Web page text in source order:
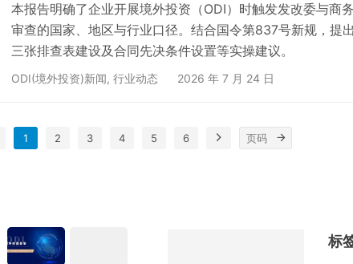
本报告明确了企业开展境外投资（ODI）时触发发改委与商
审查的国家、地区与行业口径。结合国令第837号新规，提
三张排查表建设及合同先决条件设置等实操建议。
ODI(境外投资)新闻, 行业动态 2026 年 7 月 24 日
1 2 3 4 5 6
标